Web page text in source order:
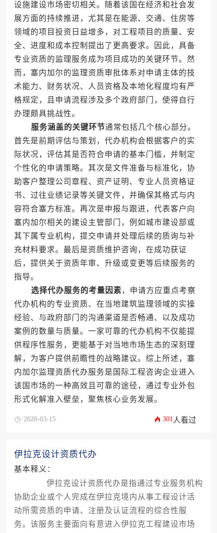
设施建设市场密切相关。随着该国在经济和社会发
展方面的持续推进，尤其是在能源、交通、住房等
领域的项目投资日益增多，对工程项目的质量、安
全、进度和成本控制提出了更高要求。因此，具备
专业资质的监理服务成为项目成功的关键环节。然
而，塞内加尔的监理资质审批体系对申请主体的技
术能力、财务状况、人员资格及本地化程度均有严
格规定，且申请流程涉及多个政府部门，使得自行
办理颇具挑战性。
服务涵盖的关键环节通常包括几个核心部分。
首先是前期评估与策划，代办机构会根据客户的实
际状况，评估其是否符合申请的基本门槛，并制定
个性化的申请策略。其次是文件准备与标准化，协
助客户整理公司章程、资产证明、专业人员资格证
书、过往业绩记录等关键文件，并确保其格式与内
容符合塞方标准。再次是申报与跟进，代表客户向
塞内加尔相关的建设主管部门，例如城市建设部或
其下属专业机构，提交申请并处理后续的质询与补
充材料要求。最后是资质维护咨询，在成功获证
后，提供关于资质年审、升级或变更等后续服务的
指导。
选择代办服务的考量因素，申请方应重点考察
代办机构的专业资质、在当地建筑监理领域的实操
经验、与政府部门的沟通渠道是否畅通、以及成功
案例的数量与质量。一家可靠的代办机构不仅能提
供程序性服务，更能基于对当地市场生态的深刻理
解，为客户提供前瞻性的战略建议。综上所述，塞
内加尔监理资质代办服务是国际工程咨询企业进入
该国市场的一种高效且可靠的途径，通过专业外包
形式化解准入壁垒，聚焦核心业务发展。
2026-03-15 301 人看过
伊拉克设计资质代办
基本释义：
伊拉克设计资质代办是指通过专业服务机构
协助企业或个人完成在伊拉克境内从事工程设计活
动所需资质的申请、注册及认证流程的综合性服
务。该服务主要面向有意进入伊拉克工程建设市场